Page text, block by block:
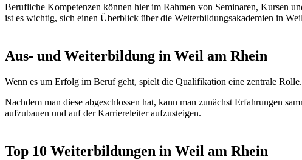
Berufliche Kompetenzen können hier im Rahmen von Seminaren, Kursen
ist es wichtig, sich einen Überblick über die Weiterbildungsakademien in
Aus- und Weiterbildung in Weil am Rhein
Wenn es um Erfolg im Beruf geht, spielt die Qualifikation eine zentrale
Nachdem man diese abgeschlossen hat, kann man zunächst Erfahrungen
aufzubauen und auf der Karriereleiter aufzusteigen.
Top 10 Weiterbildungen in Weil am Rhein